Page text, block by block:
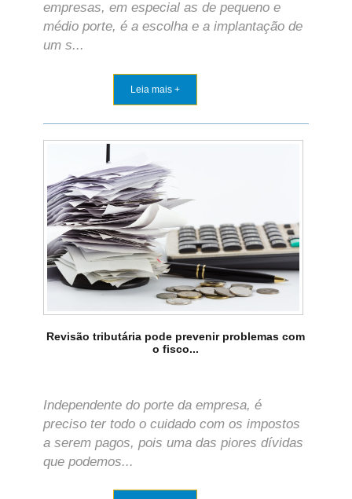
empresas, em especial as de pequeno e
médio porte, é a escolha e a implantação de
um s...
Leia mais +
Revisão tributária pode prevenir problemas com
o fisco...
Independente do porte da empresa, é
preciso ter todo o cuidado com os impostos
a serem pagos, pois uma das piores dívidas
que podemos...